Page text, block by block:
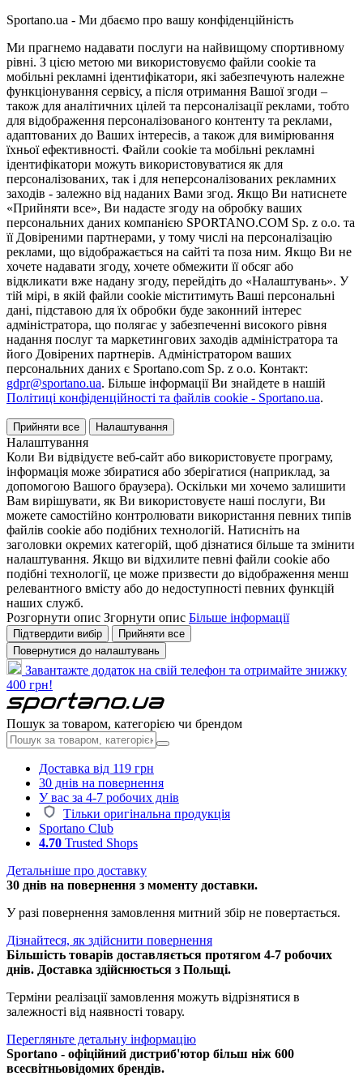
Sportano.ua - Ми дбаємо про вашу конфіденційність
Ми прагнемо надавати послуги на найвищому спортивному
рівні. З цією метою ми використовуємо файли cookie та
мобільні рекламні ідентифікатори, які забезпечують належне
функціонування сервісу, а після отримання Вашої згоди –
також для аналітичних цілей та персоналізації реклами, тобто
для відображення персоналізованого контенту та реклами,
адаптованих до Ваших інтересів, а також для вимірювання
їхньої ефективності. Файли cookie та мобільні рекламні
ідентифікатори можуть використовуватися як для
персоналізованих, так і для неперсоналізованих рекламних
заходів - залежно від наданих Вами згод. Якщо Ви натиснете
«Прийняти все», Ви надасте згоду на обробку ваших
персональних даних компанією SPORTANO.COM Sp. z o.o. та
її Довіреними партнерами, у тому числі на персоналізацію
реклами, що відображається на сайті та поза ним. Якщо Ви не
хочете надавати згоду, хочете обмежити її обсяг або
відкликати вже надану згоду, перейдіть до «Налаштувань». У
тій мірі, в якій файли cookie міститимуть Ваші персональні
дані, підставою для їх обробки буде законний інтерес
адміністратора, що полягає у забезпеченні високого рівня
надання послуг та маркетингових заходів адміністратора та
його Довірених партнерів. Адміністратором ваших
персональних даних є Sportano.com Sp. z o.o. Контакт:
gdpr@sportano.ua. Більше інформації Ви знайдете в нашій
Політиці конфіденційності та файлів cookie - Sportano.ua.
Прийняти все Налаштування
Налаштування
Коли Ви відвідуєте веб-сайт або використовуєте програму,
інформація може збиратися або зберігатися (наприклад, за
допомогою Вашого браузера). Оскільки ми хочемо залишити
Вам вирішувати, як Ви використовуєте наші послуги, Ви
можете самостійно контролювати використання певних типів
файлів cookie або подібних технологій. Натисніть на
заголовки окремих категорій, щоб дізнатися більше та змінити
налаштування. Якщо ви відхилите певні файли cookie або
подібні технології, це може призвести до відображення менш
релевантного вмісту або до недоступності певних функцій
наших служб.
Розгорнути опис Згорнути опис Більше інформації
Підтвердити вибір
Прийняти все
Повернутися до налаштувань
Завантажте додаток на свій телефон та отримайте знижку
400 грн!
Пошук за товаром, категорією чи брендом
Доставка від 119 грн
30 днів на повернення
У вас за 4-7 робочих днів
Тільки оригінальна продукція
Sportano Club
4.70 Trusted Shops
Детальніше про доставку
30 днів на повернення з моменту доставки.
У разі повернення замовлення митний збір не повертається.
Дізнайтеся, як здійснити повернення
Більшість товарів доставляється протягом 4-7 робочих
днів. Доставка здійснюється з Польщі.
Терміни реалізації замовлення можуть відрізнятися в
залежності від наявності товару.
Перегляньте детальну інформацію
Sportano - офіційний дистриб'ютор більш ніж 600
всесвітньовідомих брендів.